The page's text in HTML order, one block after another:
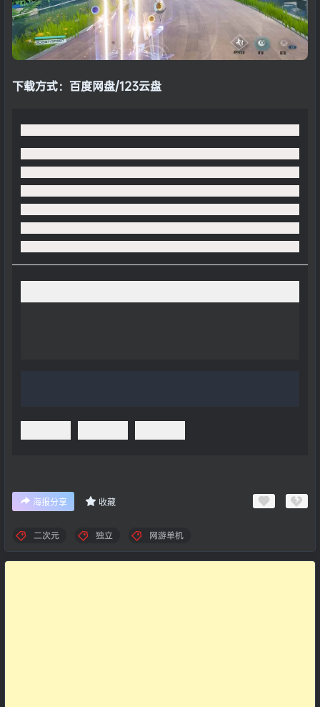
下载方式： 百度网盘/123云盘
海报分享 收藏
二次元 独立 网游单机